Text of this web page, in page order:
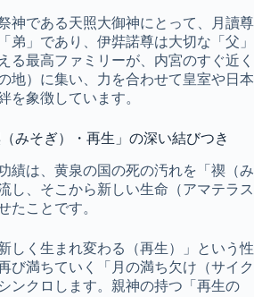
神である天照大御神にとって、月讀尊
弟」であり、伊弉諾尊は大切な「父」
る最高ファミリーが、内宮のすぐ近く
地）に集い、力を合わせて皇室や日本
を象徴しています。
みそぎ）・再生」の深い結びつき
績は、黄泉の国の死の汚れを「禊（み
し、そこから新しい生命（アマテラス
たことです。
しく生まれ変わる（再生）」という性
び満ちていく「月の満ち欠け（サイク
ンクロします。親神の持つ「再生の